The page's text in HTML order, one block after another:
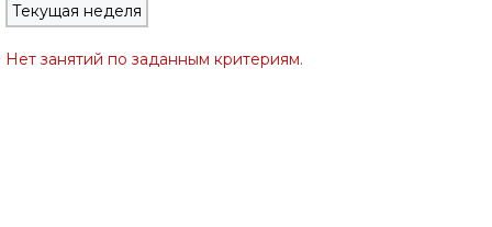
Текущая неделя
Нет занятий по заданным критериям.